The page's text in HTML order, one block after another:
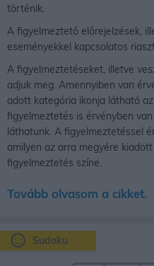
Sudoku
történik.
A figyelmeztető előrejelzések,
eseményekkel kapcsolatos
A figyelmeztetéseket, illetve
adjuk meg. Amennyiben van
adott kategória ikonja látható
figyelmeztetés is érvényben
láthatunk. A figyelmeztetéssel
amilyen az arra megyére
figyelmeztetés színe.
Tovább olvasom a cikket.